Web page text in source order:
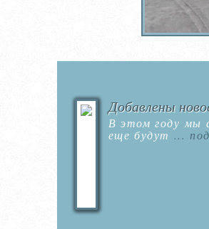
Добавлены
В этом году мы
еще будут ...